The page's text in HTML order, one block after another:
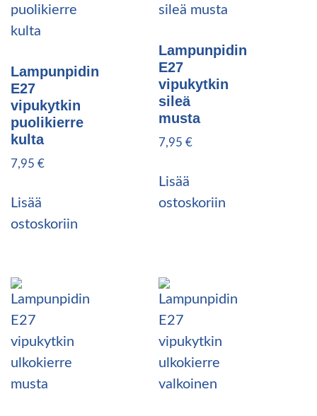
Lampunpidin
E27
vipukytkin
puolikierre
kulta
7,95 €
Lisää
ostoskoriin
Lampunpidin
E27
vipukytkin
sileä
musta
7,95 €
Lisää
ostoskoriin